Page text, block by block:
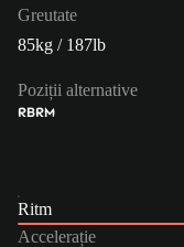
Greutate
85kg / 187lb
Poziții alternative
RBRM
Ritm
Accelerație